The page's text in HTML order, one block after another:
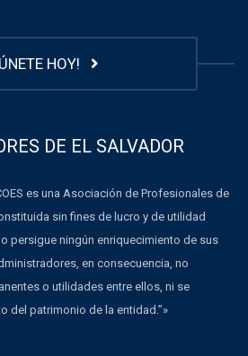
HOY!
DE EL SALVADOR
es una Asociación de Profesionales de
sin fines de lucro y de utilidad
persigue ningún enriquecimiento de sus
en consecuencia, no
o utilidades entre ellos, ni se
del patrimonio de la entidad.”»